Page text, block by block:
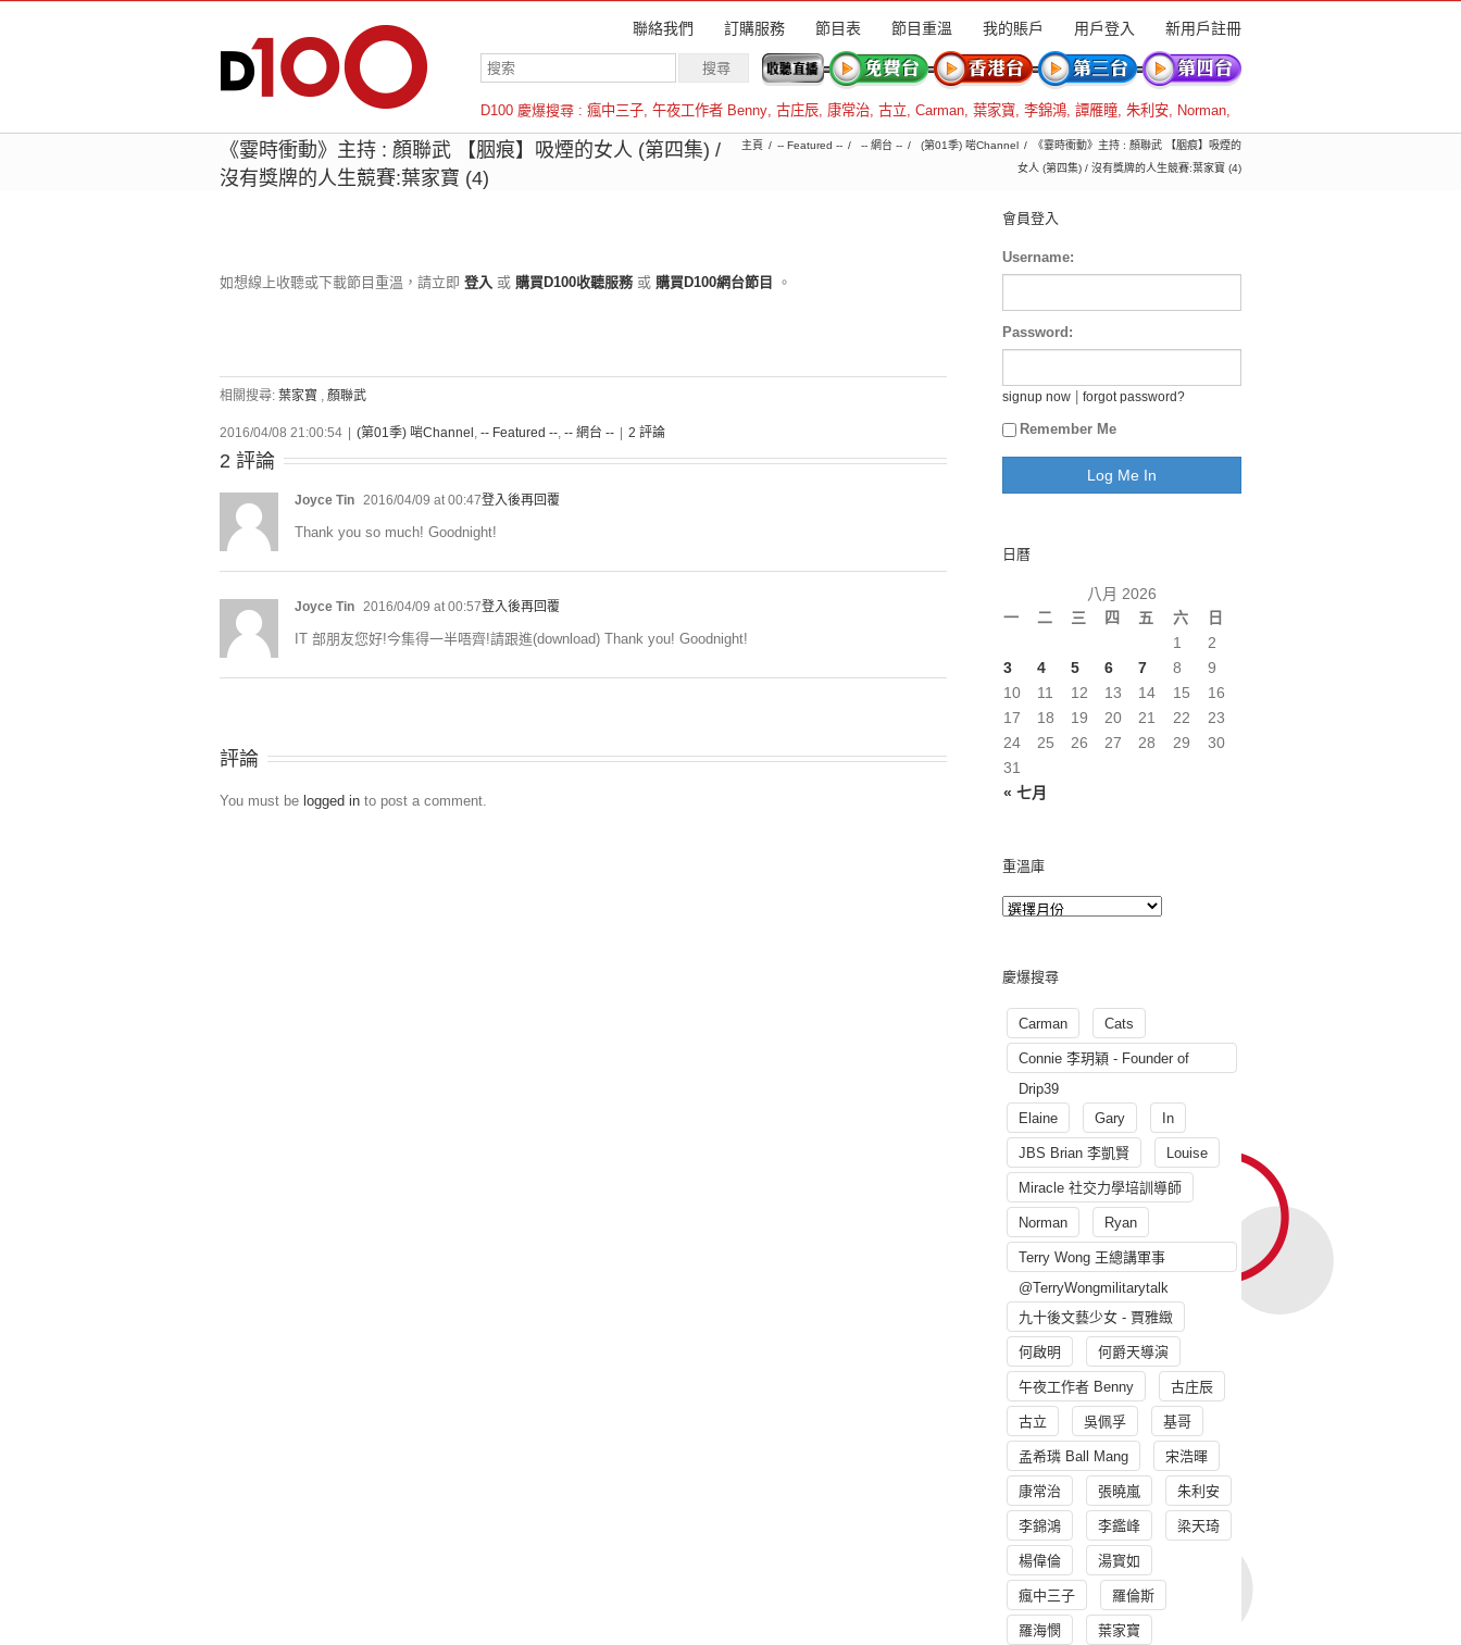
聯絡我們 訂購服務 節目表 節目重溫 我的賬戶 用戶登入 新用戶註冊
D100 慶爆搜尋 : 瘋中三子, 午夜工作者 Benny, 古庄辰, 康常治, 古立, Carman, 葉家寶, 李錦鴻, 譚雁瞳, 朱利安, Norman,
羅倫斯
《霎時衝動》主持 : 顏聯武 【胭痕】吸煙的女人 (第四集) /
沒有獎牌的人生競賽:葉家寶 (4)
主頁 -- Featured -- -- 網台 -- (第01季) 啱Channel
《霎時衝動》主持 : 顏聯武 【胭痕】吸煙的
女人 (第四集) / 沒有獎牌的人生競賽:葉家寶 (4)
如想線上收聽或下載節目重溫，請立即 登入 或 購買D100收聽服務 或 購買D100網台節目 。
相關搜尋: 葉家寶 , 顏聯武
2016/04/08 21:00:54 (第01季) 啱Channel , -- Featured --, -- 網台 -- 2 評論
2 評論
Joyce Tin 2016/04/09 at 00:47登入後再回覆
Thank you so much! Goodnight!
Joyce Tin 2016/04/09 at 00:57登入後再回覆
IT 部朋友您好!今集得一半唔齊!請跟進(download) Thank you! Goodnight!
評論
You must be logged in to post a comment.
會員登入
Username:
Password:
signup now forgot password?
Remember Me
日曆
八月 2026
一
二 三 四 五 六 日
« 七月
1
2
3
4 5 6 7 8
9
10
11 12 13 14 15
16
17
18 19 20 21 22
23
24
25 26 27 28 29
30
31
重溫庫
慶爆搜尋
Carman Cats
Connie 李玥穎 - Founder of
Drip39
Elaine
Gary In
JBS Brian 李凱賢 Louise
Miracle 社交力學培訓導師
Norman Ryan
Terry Wong 王總講軍事
@TerryWongmilitarytalk
九十後文藝少女 - 賈雅緻
何啟明 何爵天導演
午夜工作者 Benny 古庄辰
古立 吳佩孚 基哥
孟希璘 Ball Mang 宋浩暉
康常治 張曉嵐 朱利安
李錦鴻 李鑑峰 梁天琦
楊偉倫 湯寳如
瘋中三子 羅倫斯
羅海憫 葉家寶